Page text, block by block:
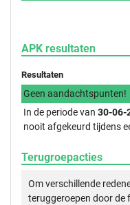
APK resultaten
Resultaten
Geen aandachtspunten!
In de periode van 30-06-
nooit afgekeurd tijdens
Terugroepacties
Om verschillende
teruggeroepen door de